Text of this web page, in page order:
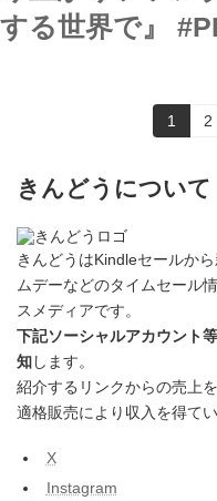
する世界で』
の
ペ
ー
ジ
送
り
固
定
ー
ジ
1
固
ー
ジ
2
きんどうについて
きんどうはKindleセールか
ムデーなどのタイムセール
スメディアです。
下記ソーシャルアカウント
知します。
紹介するリンクからの売上
適格販売により収入を得てい
X
Instagram